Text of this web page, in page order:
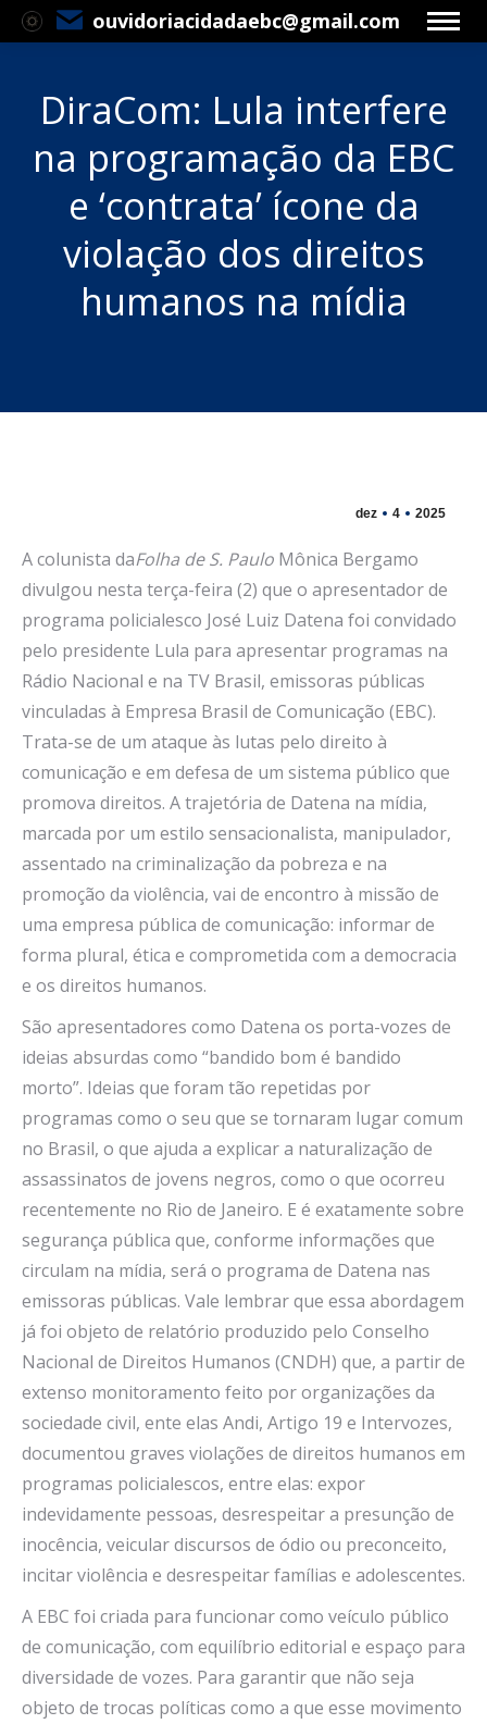
ouvidoriacidadaebc@gmail.com
DiraCom: Lula interfere
na programação da EBC
e ‘contrata’ ícone da
violação dos direitos
humanos na mídia
dez 4 2025
A colunista daFolha de S. Paulo Mônica Bergamo
divulgou nesta terça-feira (2) que o apresentador de
programa policialesco José Luiz Datena foi convidado
pelo presidente Lula para apresentar programas na
Rádio Nacional e na TV Brasil, emissoras públicas
vinculadas à Empresa Brasil de Comunicação (EBC).
Trata-se de um ataque às lutas pelo direito à
comunicação e em defesa de um sistema público que
promova direitos. A trajetória de Datena na mídia,
marcada por um estilo sensacionalista, manipulador,
assentado na criminalização da pobreza e na
promoção da violência, vai de encontro à missão de
uma empresa pública de comunicação: informar de
forma plural, ética e comprometida com a democracia
e os direitos humanos.
São apresentadores como Datena os porta-vozes de
ideias absurdas como “bandido bom é bandido
morto”. Ideias que foram tão repetidas por
programas como o seu que se tornaram lugar comum
no Brasil, o que ajuda a explicar a naturalização de
assassinatos de jovens negros, como o que ocorreu
recentemente no Rio de Janeiro. E é exatamente sobre
segurança pública que, conforme informações que
circulam na mídia, será o programa de Datena nas
emissoras públicas. Vale lembrar que essa abordagem
já foi objeto de relatório produzido pelo Conselho
Nacional de Direitos Humanos (CNDH) que, a partir de
extenso monitoramento feito por organizações da
sociedade civil, ente elas Andi, Artigo 19 e Intervozes,
documentou graves violações de direitos humanos em
programas policialescos, entre elas: expor
indevidamente pessoas, desrespeitar a presunção de
inocência, veicular discursos de ódio ou preconceito,
incitar violência e desrespeitar famílias e adolescentes.
A EBC foi criada para funcionar como veículo público
de comunicação, com equilíbrio editorial e espaço para
diversidade de vozes. Para garantir que não seja
objeto de trocas políticas como a que esse movimento